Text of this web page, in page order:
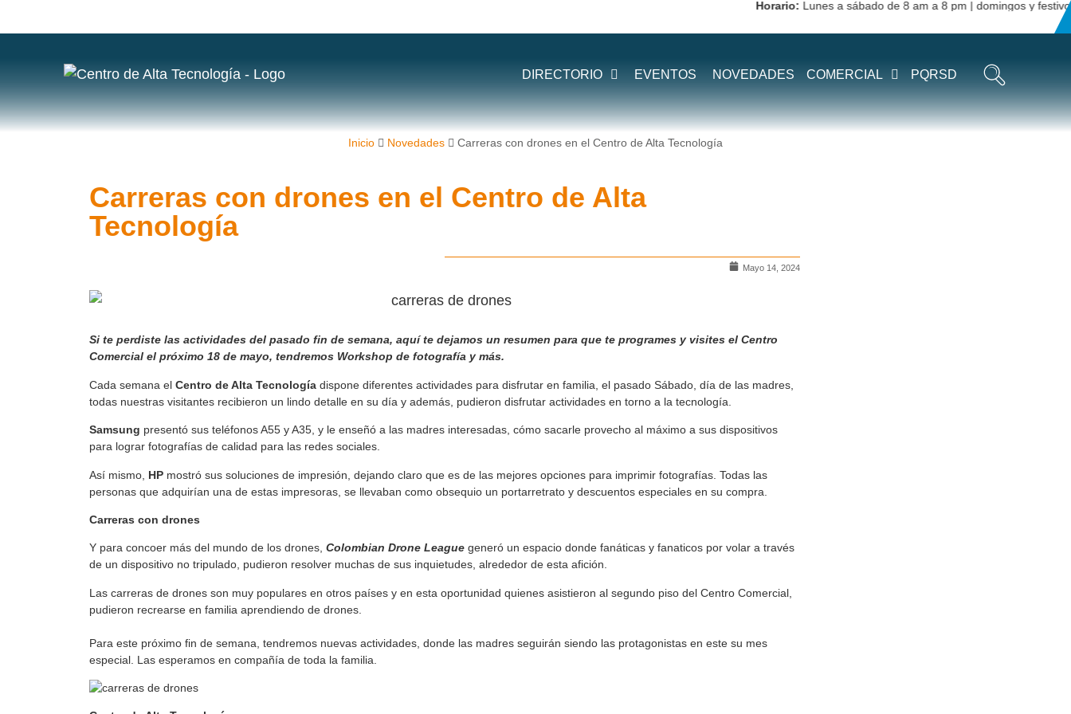
Horario:Lunes a sábado de 8 am a 8 pm | domingos y festivos
DIRECTORIO EVENTOS NOVEDADES COMERCIAL PQRSD
Inicio Novedades Carreras con drones en el Centro de Alta Tecnología
Carreras con drones en el Centro de Alta
Tecnología
Mayo 14, 2024
Si te perdiste las actividades del pasado fin de semana, aquí te dejamos un resumen para que te programes y visites el Centro
Comercial el próximo 18 de mayo, tendremos Workshop de fotografía y más.
Cada semana el Centro de Alta Tecnología dispone diferentes actividades para disfrutar en familia, el pasado Sábado, día de las madres,
todas nuestras visitantes recibieron un lindo detalle en su día y además, pudieron disfrutar actividades en torno a la tecnología.
Samsung presentó sus teléfonos A55 y A35, y le enseñó a las madres interesadas, cómo sacarle provecho al máximo a sus dispositivos
para lograr fotografías de calidad para las redes sociales.
Así mismo, HP mostró sus soluciones de impresión, dejando claro que es de las mejores opciones para imprimir fotografías. Todas las
personas que adquirían una de estas impresoras, se llevaban como obsequio un portarretrato y descuentos especiales en su compra.
Carreras con drones
Y para concoer más del mundo de los drones, Colombian Drone League generó un espacio donde fanáticas y fanaticos por volar a través
de un dispositivo no tripulado, pudieron resolver muchas de sus inquietudes, alrededor de esta afición.
Las carreras de drones son muy populares en otros países y en esta oportunidad quienes asistieron al segundo piso del Centro Comercial,
pudieron recrearse en familia aprendiendo de drones.
Para este próximo fin de semana, tendremos nuevas actividades, donde las madres seguirán siendo las protagonistas en este su mes
especial. Las esperamos en compañía de toda la familia.